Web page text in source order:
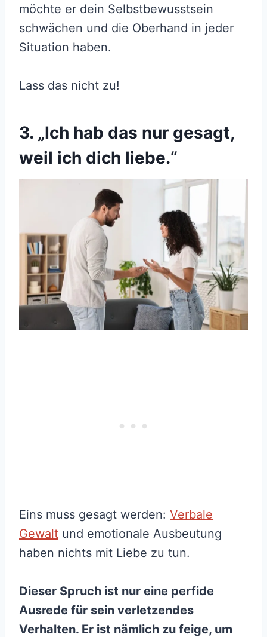
möchte er dein Selbstbewusstsein
schwächen und die Oberhand in jeder
Situation haben.
Lass das nicht zu!
3. „Ich hab das nur gesagt,
weil ich dich liebe.“
Eins muss gesagt werden: Verbale
Gewalt und emotionale Ausbeutung
haben nichts mit Liebe zu tun.
Dieser Spruch ist nur eine perfide
Ausrede für sein verletzendes
Verhalten. Er ist nämlich zu feige, um